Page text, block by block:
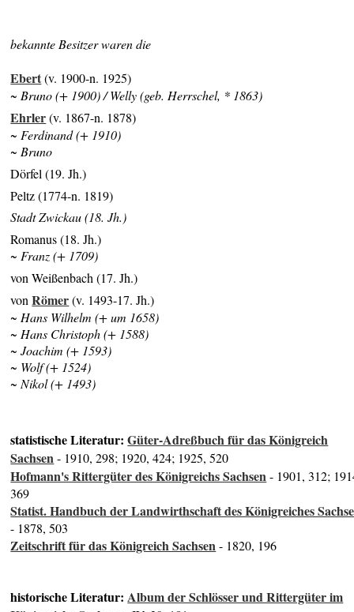
bekannte Besitzer waren die
Ebert(v. 1900-n. 1925)
~ Bruno (+ 1900) / Welly (geb. Herrschel, * 1863)
Ehrler(v. 1867-n. 1878)
~ Ferdinand (+ 1910)
~ Bruno
Dörfel (19. Jh.)
Peltz (1774-n. 1819)
Stadt Zwickau (18. Jh.)
Romanus (18. Jh.)
~ Franz (+ 1709)
von Weißenbach (17. Jh.)
vonRömer(v. 1493-17. Jh.)
~ Hans Wilhelm (+ um 1658)
~ Hans Christoph (+ 1588)
~ Joachim (+ 1593)
~ Wolf (+ 1524)
~ Nikol (+ 1493)
statistische Literatur:Güter-Adreßbuch für das Königreich
Sachsen- 1910, 298; 1920, 424; 1925, 520
Hofmann's Rittergüter des Königreichs Sachsen- 1901, 312;
369
Statist. Handbuch der Landwirthschaft des Königreiches
- 1878, 503
Zeitschrift für das Königreich Sachsen- 1820, 196
historische Literatur:Album der Schlösser und Rittergüter im